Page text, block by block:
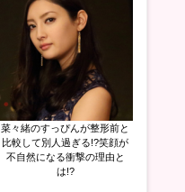
菜々緒のすっぴんが整形前と
比較して別人過ぎる!?笑顔が
不自然になる衝撃の理由と
は!?